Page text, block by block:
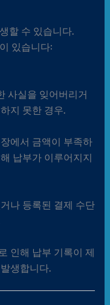
할 수 있습니다.
있습니다:
사실을 잊어버리거
지 못한 경우.
에서 금액이 부족하
납부가 이루어지지
나 등록된 결제 수단
인해 납부 기록이 제
생합니다.